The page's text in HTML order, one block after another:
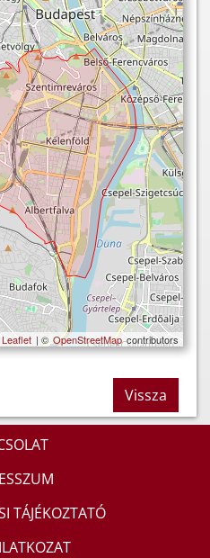
Leaflet | ©OpenStreetMapcontributors
Vissza
TÁJÉKOZTATÓ